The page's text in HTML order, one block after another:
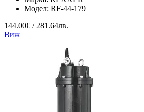
Модел: RF-44-179
144.00€ / 281.64лв.
Виж